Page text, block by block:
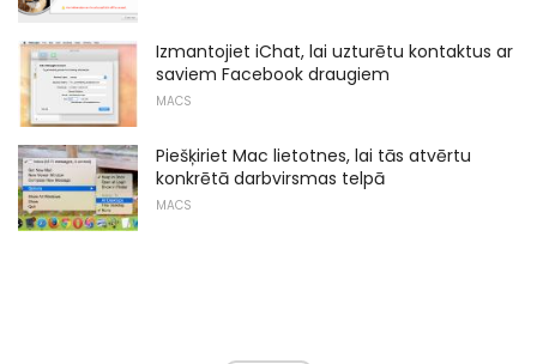
Izmantojiet iChat, lai uzturētu kontaktus ar
saviem Facebook draugiem
MACS
Piešķiriet Mac lietotnes, lai tās atvērtu
konkrētā darbvirsmas telpā
MACS